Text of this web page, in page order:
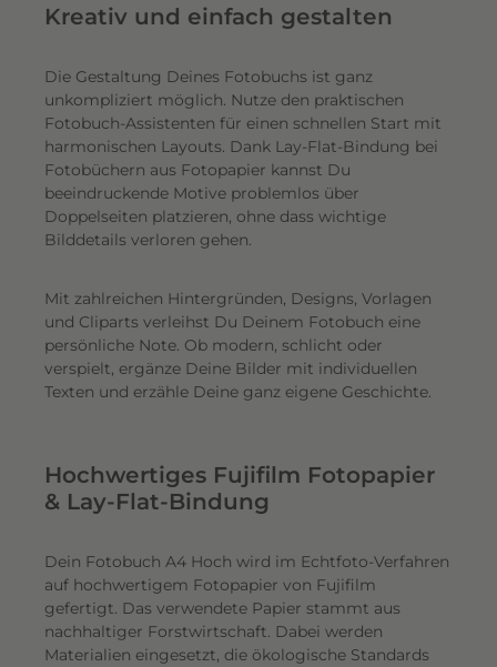
Kreativ und einfach gestalten
Die Gestaltung Deines Fotobuchs ist ganz
unkompliziert möglich. Nutze den praktischen
Fotobuch-Assistenten für einen schnellen Start mit
harmonischen Layouts. Dank Lay-Flat-Bindung bei
Fotobüchern aus Fotopapier kannst Du
beeindruckende Motive problemlos über
Doppelseiten platzieren, ohne dass wichtige
Bilddetails verloren gehen.
Mit zahlreichen Hintergründen, Designs, Vorlagen
und Cliparts verleihst Du Deinem Fotobuch eine
persönliche Note. Ob modern, schlicht oder
verspielt, ergänze Deine Bilder mit individuellen
Texten und erzähle Deine ganz eigene Geschichte.
Hochwertiges Fujifilm Fotopapier
& Lay-Flat-Bindung
Dein Fotobuch A4 Hoch wird im Echtfoto-Verfahren
auf hochwertigem Fotopapier von Fujifilm
gefertigt. Das verwendete Papier stammt aus
nachhaltiger Forstwirtschaft. Dabei werden
Materialien eingesetzt, die ökologische Standards